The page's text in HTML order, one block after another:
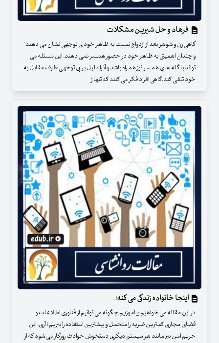
فرهاد و حل شیرین مشکلات
گاهی زن و شوهر بعد از ازدواج نسبت به ظاهر خود بی توجهی نشان می دهند
و چندان اهمیتی به ظاهر خود در حضور همسر نمی دهند. این مسئله می
تواند با گله های همسر نیز همراه باشد و آنرا دلیل بر بی توجهی طرف مقابل به
خود تلقی کند.گاهی افراد فکر می کنند که تنها ز
اینجا خانواده زندگی می کنه!
در این مقاله می خواهیم بیاموزیم چگونه می توانیم از فناوری اطلاعات و
فضای مجازی کمترین ضربه را متحمل و بیشترین استفاده را ببریم؟ آری، این
حریم امن نیز مانند هر سیستم دیگری دستخوش حوادث روزگار می شود که از